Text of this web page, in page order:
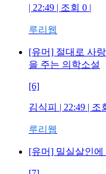
| 22:49 | 조회 0 |
루리웹
[유머] 절대로 사
을 주는 의학소설
[6]
김식피 | 22:49 | 조
루리웹
[유머] 밀실살인에